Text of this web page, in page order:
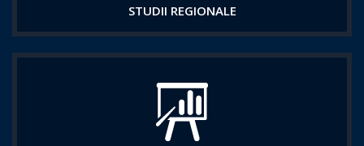
STUDII REGIONALE